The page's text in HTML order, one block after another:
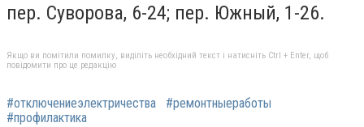
пер. Суворова, 6-24; пер. Южный, 1-26.
Якщо ви помітили помилку, виділіть необхідний текст і натисніть Ctrl + Enter, щоб
повідомити про це редакцію
#отключениеэлектричества
#ремонтныеработы
#профилактика